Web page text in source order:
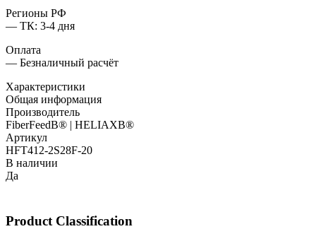
Регионы РФ
— ТК: 3-4 дня
Оплата
— Безналичный расчёт
Характеристики
Общая информация
Производитель
FiberFeedВ® | HELIAXВ®
Артикул
HFT412-2S28F-20
В наличии
Да
Product Classification